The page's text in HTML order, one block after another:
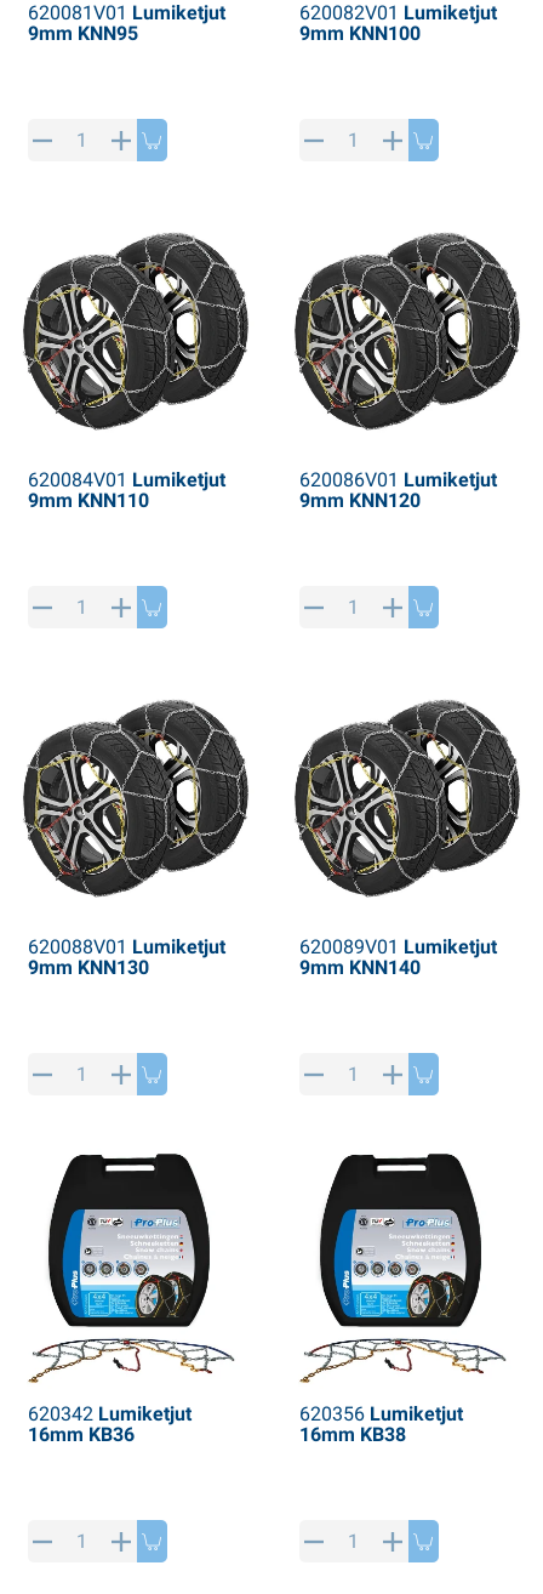
620081V01 Lumiketjut
9mm KNN95
620082V01 Lumiketjut
9mm KNN100
620084V01 Lumiketjut
9mm KNN110
620086V01 Lumiketjut
9mm KNN120
620088V01 Lumiketjut
9mm KNN130
620089V01 Lumiketjut
9mm KNN140
620342Lumiketjut
16mm KB36
620356Lumiketjut
16mm KB38